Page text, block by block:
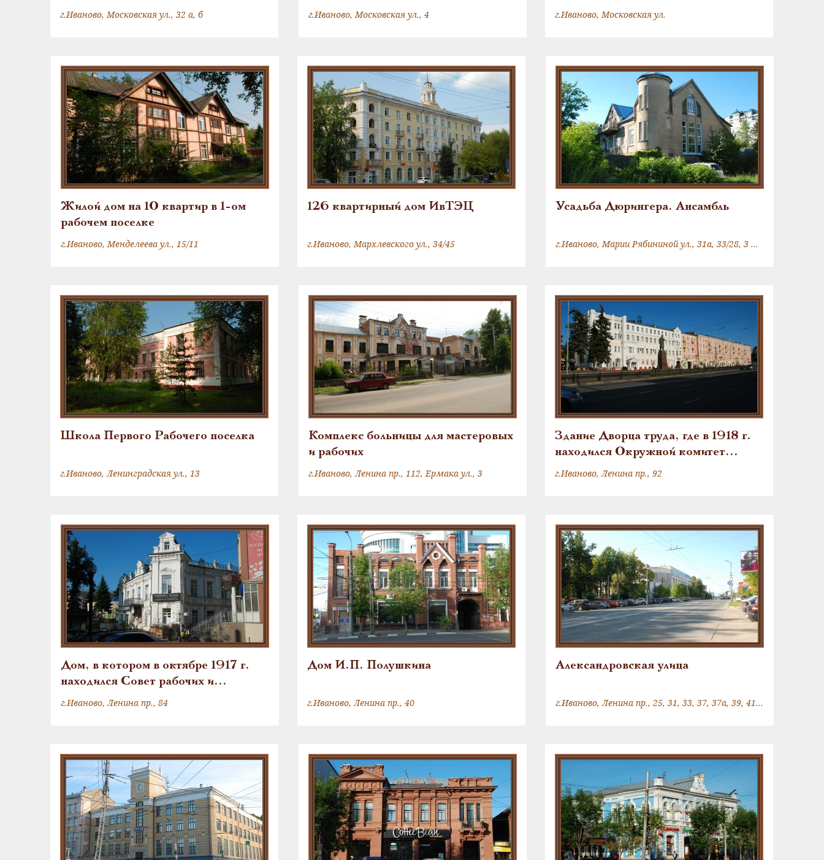
г.Иваново, Московская ул., 32 а, б
Вознесенской партийной
г.Иваново, Московская ул., 4 г.Иваново, Московская ул.
Жилой дом на 10 квартир в 1-ом
рабочем поселке
г.Иваново, Менделеева ул., 15/11
126 квартирный дом ИвТЭЦ
г.Иваново, Мархлевского ул., 34/45
Усадьба Дюрингера. Ансамбль
г.Иваново, Марии Рябининой ул., 31а, 33/28, 3 Интернационала ул., 35/31
Школа Первого Рабочего поселка
г.Иваново, Ленинградская ул., 13
Комплекс больницы для мастеровых
и рабочих
г.Иваново, Ленина пр., 112, Ермака ул., 3
Здание Дворца труда, где в 1918 г.
находился Окружной комитет
РКП(б) и работал М.В. Фрунзе
г.Иваново, Ленина пр., 92
Дом, в котором в октябре 1917 г.
находился Совет рабочих и
солдатских депутатов Иваново-
г.Иваново, Ленина пр., 84
Дом И.П. Полушкина
г.Иваново, Ленина пр., 40
Александровская улица
г.Иваново, Ленина пр., 25, 31, 33, 37, 37а, 39, 41, 43, 47, 58, 60, 62, 84, 88, 90, 92, 98, 100, 102